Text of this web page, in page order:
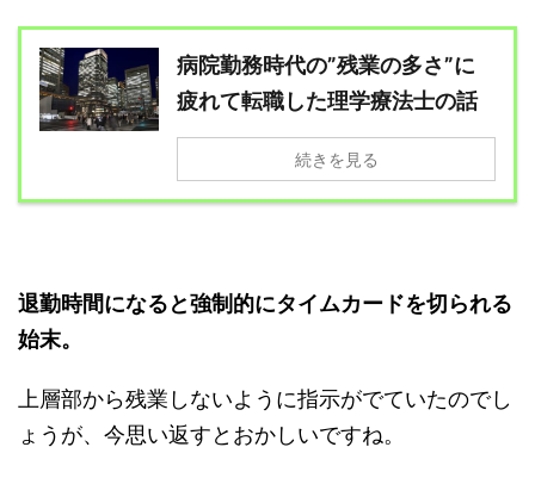
病院勤務時代の”残業の多さ”に
疲れて転職した理学療法士の話
続きを見る
退勤時間になると強制的にタイムカードを切られる
始末。
上層部から残業しないように指示がでていたのでし
ょうが、今思い返すとおかしいですね。